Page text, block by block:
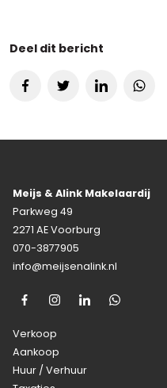
Deel dit bericht
Meijs & Alink Makelaardij
Parkweg 49
2271 AE Voorburg
070-3877905
info@meijsenalink.nl
Verkoop
Aankoop
Huur / Verhuur